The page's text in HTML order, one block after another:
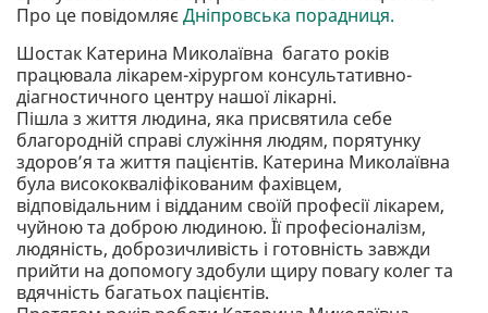
Про це повідомляєДніпровська порадниця.
Шостак Катерина Миколаївна багато років
працювала лікарем-хірургом консультативно-
діагностичного центру нашої лікарні.
Пішла з життя людина, яка присвятила себе
благородній справі служіння людям, порятунку
здоров’я та життя пацієнтів. Катерина Миколаївна
була висококваліфікованим фахівцем,
відповідальним і відданим своїй професії лікарем,
чуйною та доброю людиною. Її професіоналізм,
людяність, доброзичливість і готовність завжди
прийти на допомогу здобули щиру повагу колег та
вдячність багатьох пацієнтів.